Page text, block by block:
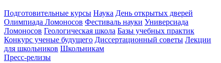
Подготовительные курсы Наука День открытых дверей
Олимпиада Ломоносов Фестиваль науки Универсиада
Ломоносов Геологическая школа Базы учебных практик
Конкурс ученые будущего Диссертационный советы Лекции
для школьников Школьникам
Пресс-релизы